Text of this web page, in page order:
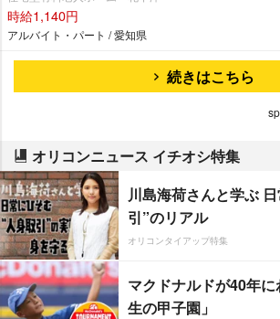
時給1,140円
アルバイト・パート / 愛知県
続きはこちら
オリコンニュース イチオシ特集
川島海荷さんと学ぶ
引”のリアル
オリコンタイアップ特集
マクドナルドが40年
生の甲子園」